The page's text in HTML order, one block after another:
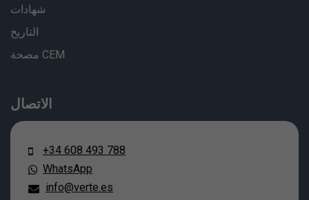
شهادات
التاريخ
مصحة CEM
الاتصال
+34 608 493 788
WhatsApp
info@verte.es